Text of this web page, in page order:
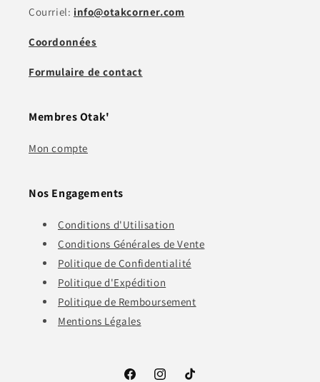
Courriel: info@otakcorner.com
Coordonnées
Formulaire de contact
Membres Otak'
Mon compte
Nos Engagements
Conditions d'Utilisation
Conditions Générales de Vente
Politique de Confidentialité
Politique d'Expédition
Politique de Remboursement
Mentions Légales